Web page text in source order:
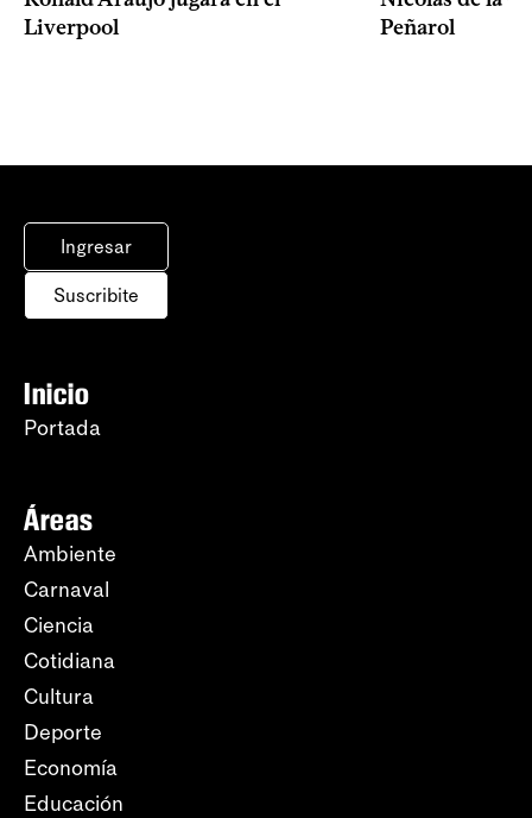
Liverpool
Peñarol
Ingresar
Suscribite
Inicio
Portada
Áreas
Ambiente
Carnaval
Ciencia
Cotidiana
Cultura
Deporte
Economía
Educación